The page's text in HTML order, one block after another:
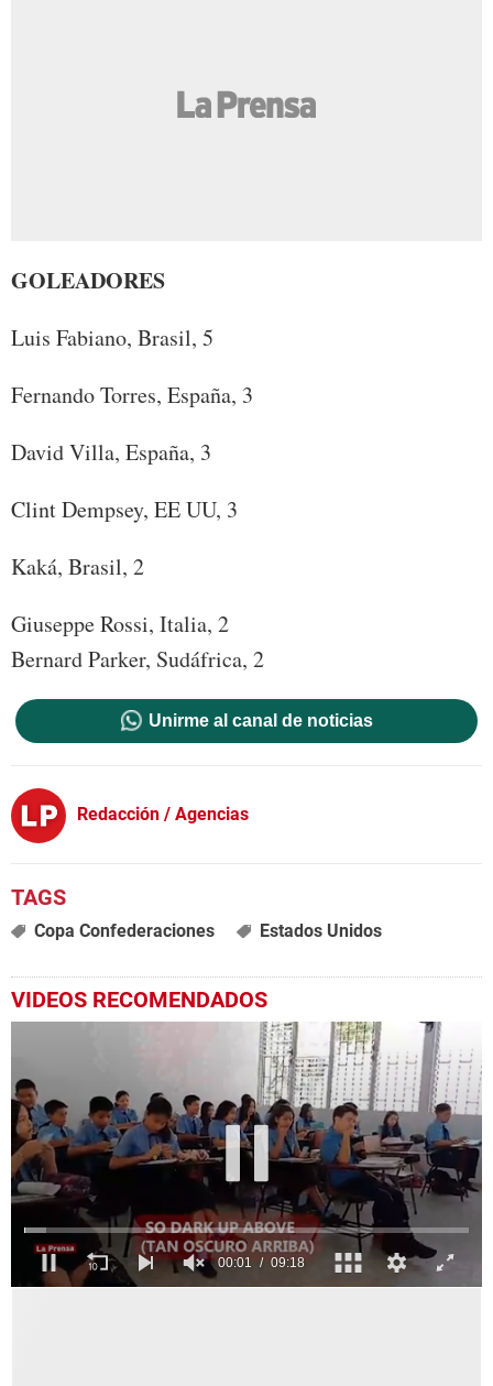
GOLEADORES
Luis Fabiano, Brasil, 5
Fernando Torres, España, 3
David Villa, España, 3
Clint Dempsey, EE UU, 3
Kaká, Brasil, 2
Giuseppe Rossi, Italia, 2
Bernard Parker, Sudáfrica, 2
Unirme al canal de noticias
Redacción / Agencias
Copa Confederaciones Estados Unidos
VIDEOS RECOMENDADOS